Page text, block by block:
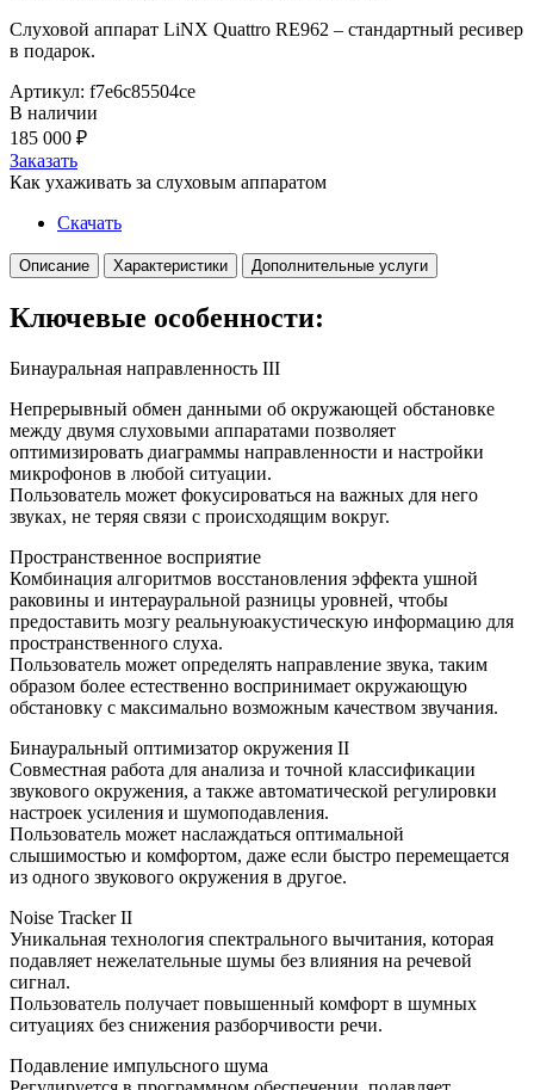
Слуховой аппарат LiNX Quattro RE962 – стандартный ресивер
в подарок.
Артикул: f7e6c85504ce
В наличии
185 000 ₽
Заказать
Как ухаживать за слуховым аппаратом
Скачать
Описание Характеристики Дополнительные услуги
Ключевые особенности:
Бинауральная направленность III
Непрерывный обмен данными об окружающей обстановке
между двумя слуховыми аппаратами позволяет
оптимизировать диаграммы направленности и настройки
микрофонов в любой ситуации.
Пользователь может фокусироваться на важных для него
звуках, не теряя связи с происходящим вокруг.
Пространственное восприятие
Комбинация алгоритмов восстановления эффекта ушной
раковины и интерауральной разницы уровней, чтобы
предоставить мозгу реальнуюакустическую информацию для
пространственного слуха.
Пользователь может определять направление звука, таким
образом более естественно воспринимает окружающую
обстановку с максимально возможным качеством звучания.
Бинауральный оптимизатор окружения II
Совместная работа для анализа и точной классификации
звукового окружения, а также автоматической регулировки
настроек усиления и шумоподавления.
Пользователь может наслаждаться оптимальной
слышимостью и комфортом, даже если быстро перемещается
из одного звукового окружения в другое.
Noise Tracker II
Уникальная технология спектрального вычитания, которая
подавляет нежелательные шумы без влияния на речевой
сигнал.
Пользователь получает повышенный комфорт в шумных
ситуациях без снижения разборчивости речи.
Подавление импульсного шума